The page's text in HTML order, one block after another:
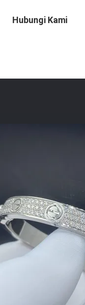
Hubungi Kami